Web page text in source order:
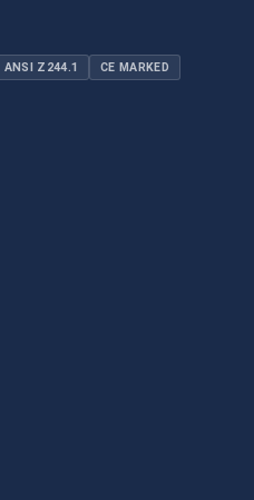
ANSI Z244.1 CE MARKED